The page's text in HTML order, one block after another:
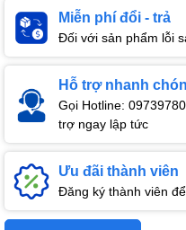
Miễn phí đổi - trả
Đối với sản phẩm lỗi
Hỗ trợ nhanh
Gọi Hotline:
trợ ngay lập tức
Ưu đãi thành viên
Đăng ký thành viên